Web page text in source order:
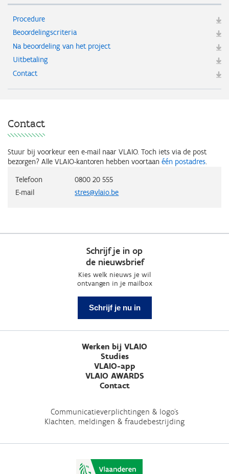
Procedure
Beoordelingscriteria
Na beoordeling van het project
Uitbetaling
Contact
Contact
Stuur bij voorkeur een e-mail naar VLAIO. Toch iets via de post
bezorgen? Alle VLAIO-kantoren hebben voortaan één postadres
Telefoon
0800 20 555
E-mail
stres@vlaio.be
Schrijf je in op
de nieuwsbrief
Kies welk nieuws je wil
ontvangen in je mailbox
Schrijf je nu in
Werken bij VLAIO
Studies
VLAIO-app
VLAIO AWARDS
Contact
Communicatieverplichtingen & logo's
Klachten, meldingen & fraudebestrijding